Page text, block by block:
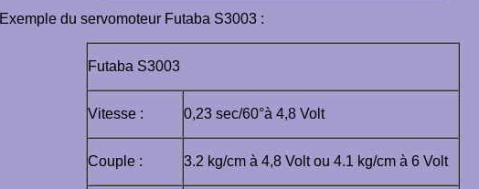
Exemple du servomoteur Futaba S3003 :
Futaba S3003
Vitesse : 0,23 sec/60°à 4,8 Volt
Couple : 3.2 kg/cm à 4,8 Volt ou 4.1 kg/cm à 6 Volt